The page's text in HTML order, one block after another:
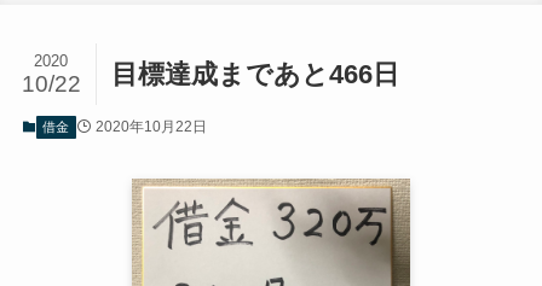
目標達成まであと466日
2020
10/22
借金 2020年10月22日